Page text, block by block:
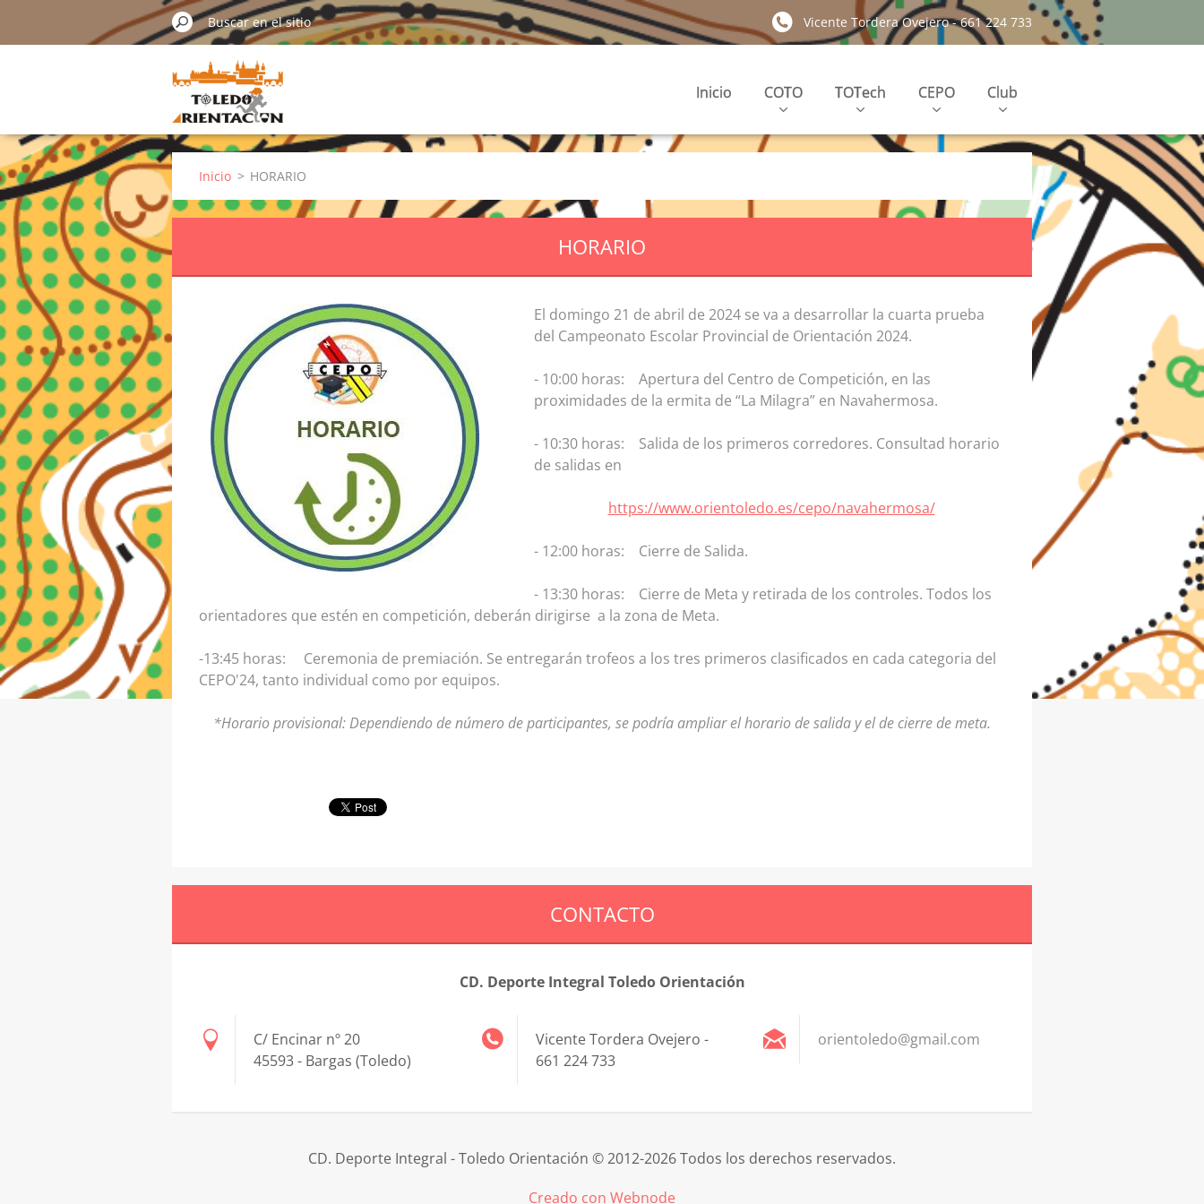
Vicente Tordera Ovejero - 661 224 733
Inicio COTO TOTech CEPO Club
Inicio > HORARIO
HORARIO
El domingo 21 de abril de 2024 se va a desarrollar la cuarta prueba
del Campeonato Escolar Provincial de Orientación 2024.
- 10:00 horas: Apertura del Centro de Competición, en las
proximidades de la ermita de “La Milagra” en Navahermosa.
- 10:30 horas: Salida de los primeros corredores. Consultad horario
de salidas en
https://www.orientoledo.es/cepo/navahermosa/
- 12:00 horas: Cierre de Salida.
- 13:30 horas: Cierre de Meta y retirada de los controles. Todos los
orientadores que estén en competición, deberán dirigirse a la zona de Meta.
-13:45 horas: Ceremonia de premiación. Se entregarán trofeos a los tres primeros clasificados en cada categoria del
CEPO'24, tanto individual como por equipos.
*Horario provisional: Dependiendo de número de participantes, se podría ampliar el horario de salida y el de cierre de meta.
CONTACTO
CD. Deporte Integral Toledo Orientación
C/ Encinar nº 20
45593 - Bargas (Toledo)
Vicente Tordera Ovejero -
661 224 733
orientoledo@gmail.com
CD. Deporte Integral - Toledo Orientación © 2012-2026 Todos los derechos reservados.
Creado con Webnode